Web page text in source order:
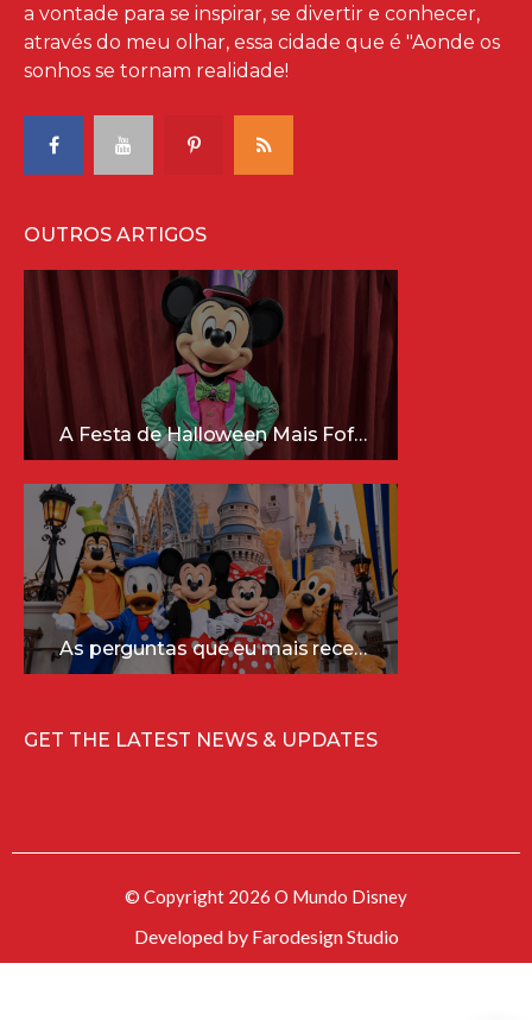
a vontade para se inspirar, se divertir e conhecer,
através do meu olhar, essa cidade que é "Aonde os
sonhos se tornam realidade!
OUTROS ARTIGOS
A Festa de Halloween Mais Fofa da Disney Está Chegando!
As perguntas que eu mais recebo sobre a Disney (e as respostas mais sinceras!)
GET THE LATEST NEWS & UPDATES
© Copyright 2026 O Mundo Disney
Developed by Farodesign Studio